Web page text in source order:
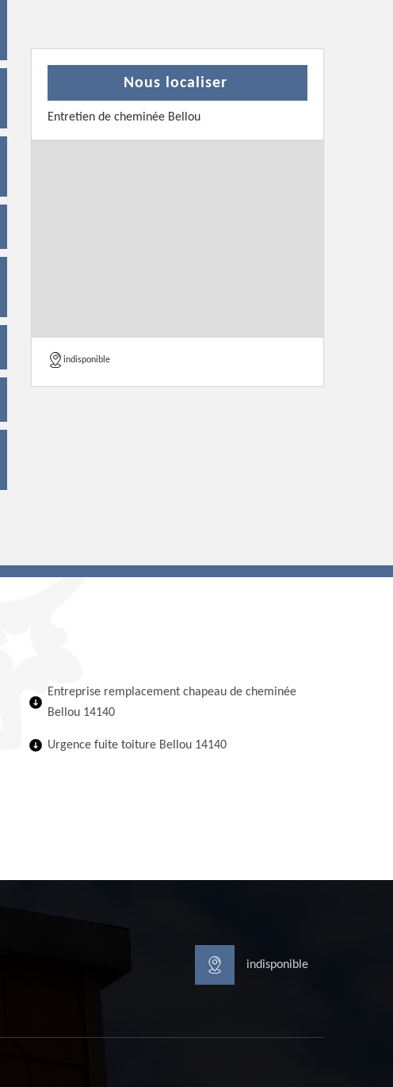
Nous localiser
Entretien de cheminée Bellou
indisponible
Entreprise remplacement chapeau de cheminée
Bellou 14140
Urgence fuite toiture Bellou 14140
indisponible